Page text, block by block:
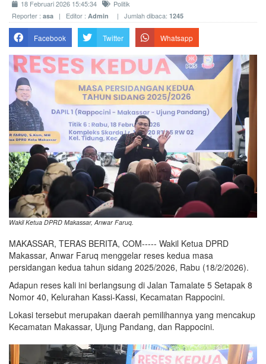
18 Februari 2026 15:45:34
Politik
Reporter : asa | Editor : Admin | Jumlah dibaca: 1245
Facebook Twitter Whatsapp
Wakil Ketua DPRD Makassar, Anwar Faruq.
MAKASSAR, TERAS BERITA, COM----- Wakil Ketua DPRD
Makassar, Anwar Faruq menggelar reses kedua masa
persidangan kedua tahun sidang 2025/2026, Rabu (18/2/2026).
Adapun reses kali ini berlangsung di Jalan Tamalate 5 Setapak 8
Nomor 40, Kelurahan Kassi-Kassi, Kecamatan Rappocini.
Lokasi tersebut merupakan daerah pemilihannya yang mencakup
Kecamatan Makassar, Ujung Pandang, dan Rappocini.